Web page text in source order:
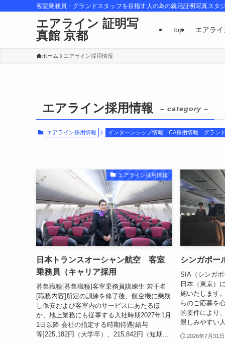
客室乗務員・グランドスタッフを目指す人の為の就活証明写真スタ
エアライン 証明写
真館 京都
top エアラ
ホーム エアライン採用情報
エアライン採用情報 – category –
エアライン採用情報 インターンシップ情報 CA採用情報 グラン
エアライン採用情報
日本トランスオーシャン航空 客室
乗務員（キャリア採用
募集職種[募集職種]客室乗務員訓練生 若干名
[職務内容]所定の訓練を修了後、航空機に乗務
し保安および客室内のサービスにあたるほ
か、地上業務にも従事する入社時期2027年1月
1日以降 会社の指定する時期待遇[給与
等]225,182円（大学卒）、215,842円（短期...
シンガポ
SIA（シンガ
日本（東京）
施いたします
らのご応募を
的要件により
親しみやすい
2026年7月31日